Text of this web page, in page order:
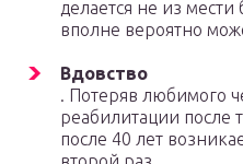
делается не из
вполне вероятно
Вдовство
. Потеряв любимого
реабилитации после
после 40 лет